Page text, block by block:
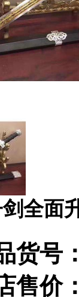
全面
货号：
售价：